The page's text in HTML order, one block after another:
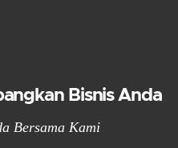
Bisnis Anda
Bersama Kami